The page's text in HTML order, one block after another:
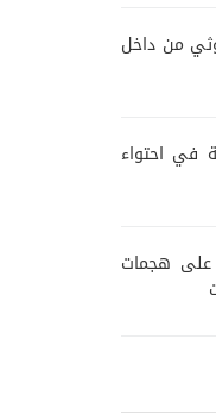
من داخل
في احتواء
على هجمات